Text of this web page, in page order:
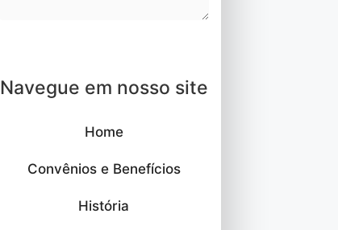
Navegue em nosso site
Home
Convênios e Benefícios
História